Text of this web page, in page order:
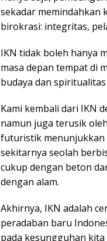
sekadar memindahkan
birokrasi: integritas,
IKN tidak boleh hanya
masa depan tempat di
budaya dan
Kami kembali dari IKN
namun juga terusik
futuristik menunjukkan
sekitarnya seolah
cukup dengan beton
dengan alam.
Akhirnya, IKN adalah
peradaban baru
pada kesungguhan